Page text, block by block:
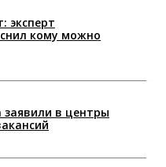
эксперт
кому можно
заявили в центры